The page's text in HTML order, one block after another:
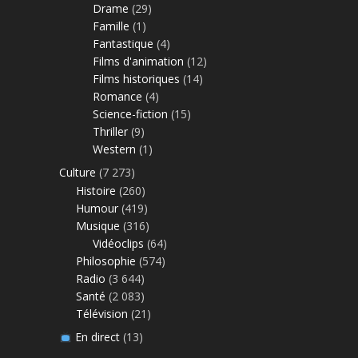
Drame (29)
Famille (1)
Fantastique (4)
Films d'animation (12)
Films historiques (14)
Romance (4)
Science-fiction (15)
Thriller (9)
Western (1)
Culture (7 273)
Histoire (260)
Humour (419)
Musique (316)
Vidéoclips (64)
Philosophie (574)
Radio (3 644)
Santé (2 083)
Télévision (21)
En direct(13)